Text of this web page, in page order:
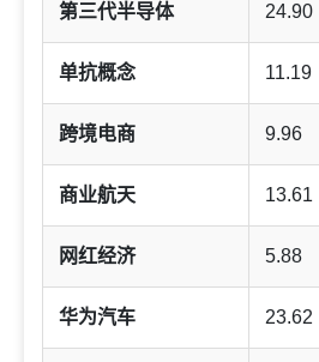
第三代半导体 24.90
单抗概念 11.19
跨境电商 9.96
商业航天 13.61
网红经济 5.88
华为汽车 23.62